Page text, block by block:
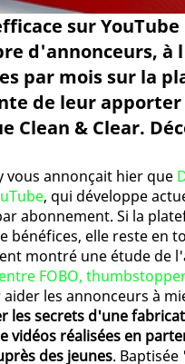
sur YouTube
d'annonceurs, à
par mois sur la
de leur apporter
& Clear.
vous annonçait hier que
, qui développe
abonnement. Si la
bénéfices, elle reste en
montré une étude de
FOBO,
les annonceurs à
les secrets d'une
réalisées en
des jeunes. Baptisée